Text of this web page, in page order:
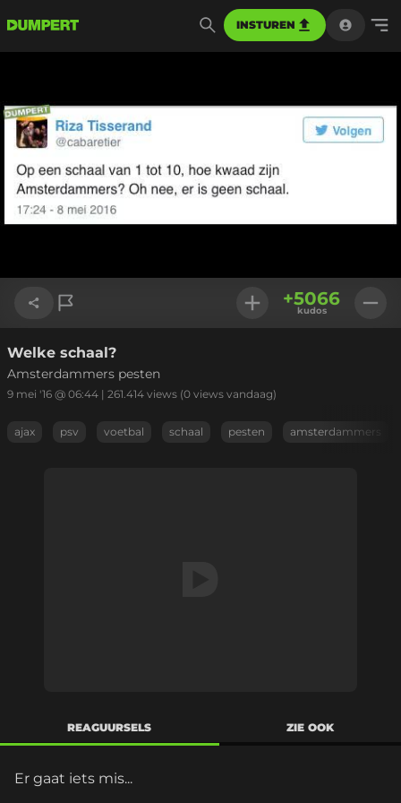
INSTUREN
Link kopiëren
+5066
kudos
Welke schaal?
Amsterdammers pesten
9 mei '16 @ 06:44 | 261.414 views (0 views vandaag)
ajax psv voetbal schaal pesten amsterdammers
REAGUURSELS ZIE OOK
Er gaat iets mis...